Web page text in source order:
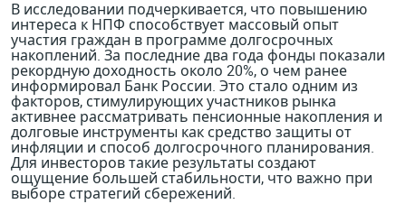
В исследовании подчеркивается, что повышению
интереса к НПФ способствует массовый опыт
участия граждан в программе долгосрочных
накоплений. За последние два года фонды показали
рекордную доходность около 20%, о чем ранее
информировал Банк России. Это стало одним из
факторов, стимулирующих участников рынка
активнее рассматривать пенсионные накопления и
долговые инструменты как средство защиты от
инфляции и способ долгосрочного планирования.
Для инвесторов такие результаты создают
ощущение большей стабильности, что важно при
выборе стратегий сбережений.